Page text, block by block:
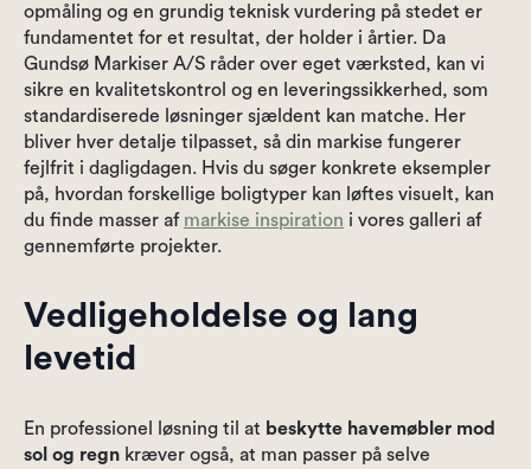
opmåling og en grundig teknisk vurdering på stedet er
fundamentet for et resultat, der holder i årtier. Da
Gundsø Markiser A/S råder over eget værksted, kan vi
sikre en kvalitetskontrol og en leveringssikkerhed, som
standardiserede løsninger sjældent kan matche. Her
bliver hver detalje tilpasset, så din markise fungerer
fejlfrit i dagligdagen. Hvis du søger konkrete eksempler
på, hvordan forskellige boligtyper kan løftes visuelt, kan
du finde masser af markise inspiration i vores galleri af
gennemførte projekter.
Vedligeholdelse og lang
levetid
En professionel løsning til at beskytte havemøbler mod
sol og regn kræver også, at man passer på selve